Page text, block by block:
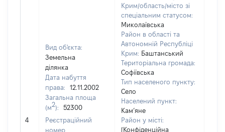
4
Вид об'єкта:
Земельна
ділянка
Дата набуття
права:
12.11.2002
Загальна площа
(м2):
52300
Реєстраційний
номер
Крим/область/місто зі
спеціальним статусом:
Миколаївська
Район в області та
Автономній Республіці
Крим: Баштанський
Територіальна громада:
Софіївська
Тип населеного пункту:
Село
Населений пункт:
Кам’яне
Район у місті:
[Конфіденційна